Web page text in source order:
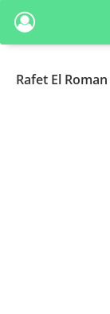
Rafet El Roman